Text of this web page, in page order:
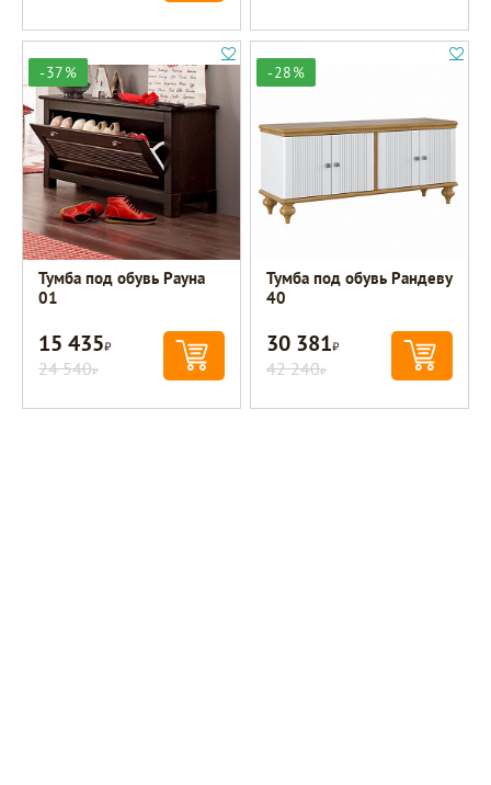
-37%
Тумба под обувь Рауна
01
15 435Р
24 540Р
-28%
Тумба под обувь Рандеву
40
30 381Р
42 240Р